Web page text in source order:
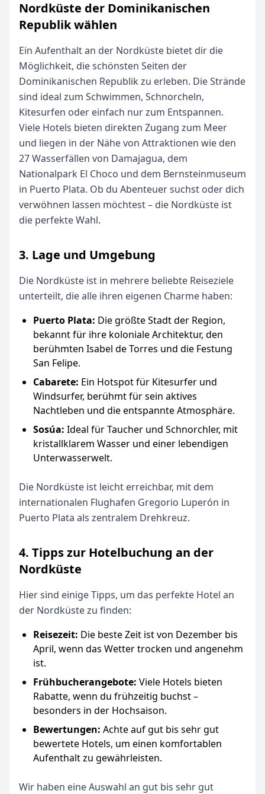
Nordküste der Dominikanischen
Republik wählen
Ein Aufenthalt an der Nordküste bietet dir die
Möglichkeit, die schönsten Seiten der
Dominikanischen Republik zu erleben. Die Strände
sind ideal zum Schwimmen, Schnorcheln,
Kitesurfen oder einfach nur zum Entspannen.
Viele Hotels bieten direkten Zugang zum Meer
und liegen in der Nähe von Attraktionen wie den
27 Wasserfällen von Damajagua, dem
Nationalpark El Choco und dem Bernsteinmuseum
in Puerto Plata. Ob du Abenteuer suchst oder dich
verwöhnen lassen möchtest – die Nordküste ist
die perfekte Wahl.
3. Lage und Umgebung
Die Nordküste ist in mehrere beliebte Reiseziele
unterteilt, die alle ihren eigenen Charme haben:
Puerto Plata: Die größte Stadt der Region,
bekannt für ihre koloniale Architektur, den
berühmten Isabel de Torres und die Festung
San Felipe.
Cabarete: Ein Hotspot für Kitesurfer und
Windsurfer, berühmt für sein aktives
Nachtleben und die entspannte Atmosphäre.
Sosúa: Ideal für Taucher und Schnorchler, mit
kristallklarem Wasser und einer lebendigen
Unterwasserwelt.
Die Nordküste ist leicht erreichbar, mit dem
internationalen Flughafen Gregorio Luperón in
Puerto Plata als zentralem Drehkreuz.
4. Tipps zur Hotelbuchung an der
Nordküste
Hier sind einige Tipps, um das perfekte Hotel an
der Nordküste zu finden:
Reisezeit: Die beste Zeit ist von Dezember bis
April, wenn das Wetter trocken und angenehm
ist.
Frühbucherangebote: Viele Hotels bieten
Rabatte, wenn du frühzeitig buchst –
besonders in der Hochsaison.
Bewertungen: Achte auf gut bis sehr gut
bewertete Hotels, um einen komfortablen
Aufenthalt zu gewährleisten.
Wir haben eine Auswahl an gut bis sehr gut